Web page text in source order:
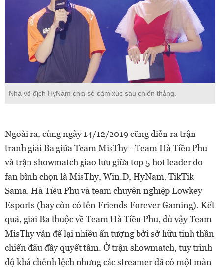
Nhà vô địch HyNam chia sẻ cảm xúc sau chiến thắng.
Ngoài ra, cùng ngày 14/12/2019 cũng diễn ra trận
tranh giải Ba giữa Team MisThy - Team Hà Tiều Phu
và trận showmatch giao lưu giữa top 5 hot leader do
fan bình chọn là MisThy, Win.D, HyNam, TikTik
Sama, Hà Tiều Phu và team chuyên nghiệp Lowkey
Esports (hay còn có tên Friends Forever Gaming). Kết
quả, giải Ba thuộc về Team Hà Tiều Phu, dù vậy Team
MisThy vẫn để lại nhiều ấn tượng bởi sở hữu tinh thần
chiến đấu đầy quyết tâm. Ở trận showmatch, tuy trình
độ khá chênh lệch nhưng các streamer đã có một màn